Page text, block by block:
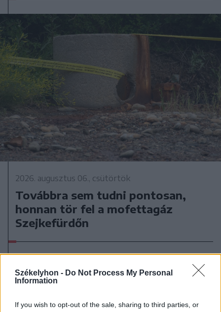
Székelyhon - Do Not Process My Personal
Information
If you wish to opt-out of the sale, sharing to third parties, or
2026. augusztus 06., csütörtök
Továbbra sem tudni pontosan,
honnan tör fel a mofettagáz
Szejkefürdőn